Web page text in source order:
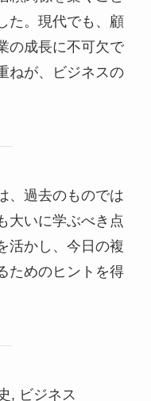
た。現代でも、顧
の成長に不可欠で
ねが、ビジネスの
、過去のものでは
大いに学ぶべき点
活かし、今日の複
ためのヒントを得
, ビジネス